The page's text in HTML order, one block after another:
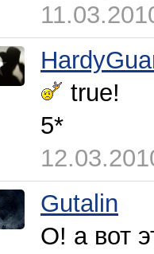
true!
5*
Gutalin
О! а вот